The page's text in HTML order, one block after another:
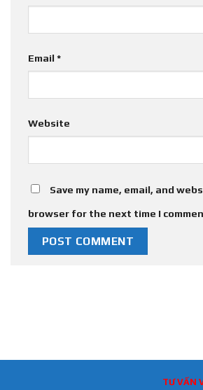
Email *
Website
Save my name, email, and
browser for the next time I
TƯ VẤN